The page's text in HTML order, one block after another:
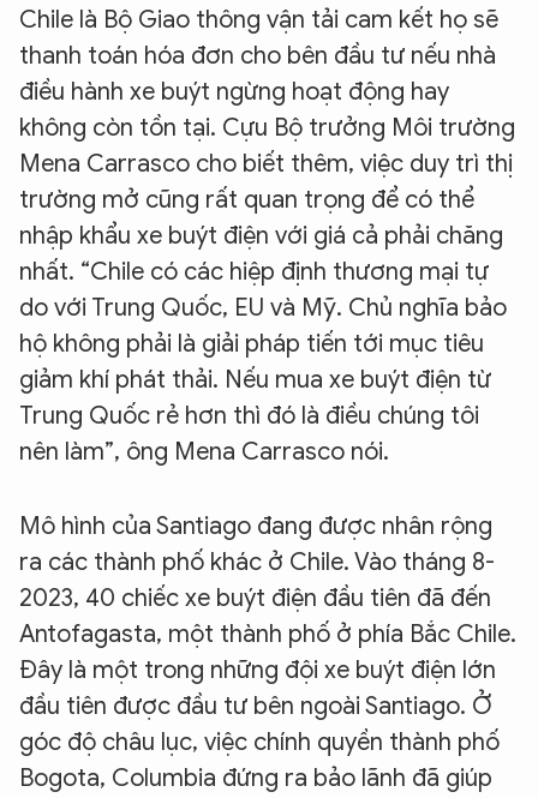
Chile là Bộ Giao thông vận tải cam kết họ sẽ
thanh toán hóa đơn cho bên đầu tư nếu nhà
điều hành xe buýt ngừng hoạt động hay
không còn tồn tại. Cựu Bộ trưởng Môi trường
Mena Carrasco cho biết thêm, việc duy trì thị
trường mở cũng rất quan trọng để có thể
nhập khẩu xe buýt điện với giá cả phải chăng
nhất. “Chile có các hiệp định thương mại tự
do với Trung Quốc, EU và Mỹ. Chủ nghĩa bảo
hộ không phải là giải pháp tiến tới mục tiêu
giảm khí phát thải. Nếu mua xe buýt điện từ
Trung Quốc rẻ hơn thì đó là điều chúng tôi
nên làm”, ông Mena Carrasco nói.
Mô hình của Santiago đang được nhân rộng
ra các thành phố khác ở Chile. Vào tháng 8-
2023, 40 chiếc xe buýt điện đầu tiên đã đến
Antofagasta, một thành phố ở phía Bắc Chile.
Đây là một trong những đội xe buýt điện lớn
đầu tiên được đầu tư bên ngoài Santiago. Ở
góc độ châu lục, việc chính quyền thành phố
Bogota, Columbia đứng ra bảo lãnh đã giúp